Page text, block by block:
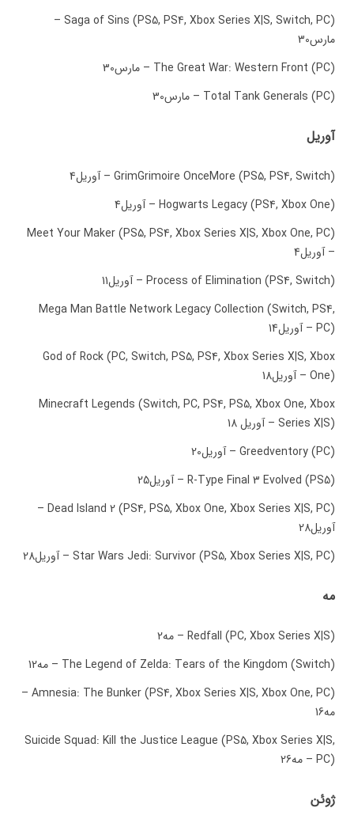
Saga of Sins (PS5, PS4, Xbox Series X|S, Switch, PC) –
مارس30
The Great War: Western Front (PC) – مارس30
Total Tank Generals (PC) – مارس30
آوریل
GrimGrimoire OnceMore (PS5, PS4, Switch) – آوریل4
Hogwarts Legacy (PS4, Xbox One) – آوریل4
Meet Your Maker (PS5, PS4, Xbox Series X|S, Xbox One, PC)
– آوریل4
Process of Elimination (PS4, Switch) – آوریل11
Mega Man Battle Network Legacy Collection (Switch, PS4,
PC) – آوریل14
God of Rock (PC, Switch, PS5, PS4, Xbox Series X|S, Xbox
One) – آوریل18
Minecraft Legends (Switch, PC, PS4, PS5, Xbox One, Xbox
Series X|S) – آوریل 18
Greedventory (PC) – آوریل20
R-Type Final 3 Evolved (PS5) – آوریل25
Dead Island 2 (PS4, PS5, Xbox One, Xbox Series X|S, PC) –
آوریل28
Star Wars Jedi: Survivor (PS5, Xbox Series X|S, PC) – آوریل28
مه
Redfall (PC, Xbox Series X|S) – مه2
The Legend of Zelda: Tears of the Kingdom (Switch) – مه12
Amnesia: The Bunker (PS4, Xbox Series X|S, Xbox One, PC) –
مه16
Suicide Squad: Kill the Justice League (PS5, Xbox Series X|S,
PC) – مه26
ژوئن